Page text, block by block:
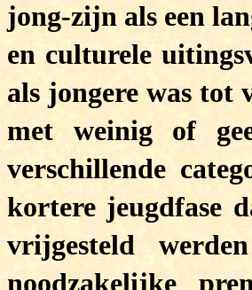
jong-zijn als een
en culturele
als jongere was tot
met weinig of
verschillende
kortere jeugdfase
vrijgesteld
noodzakelijke